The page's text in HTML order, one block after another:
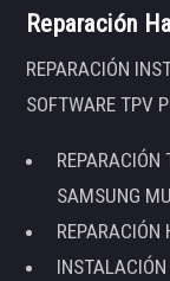
Reparación
REPARACIÓN
SOFTWARE TPV
SAMSUNG
REPARACIÓN